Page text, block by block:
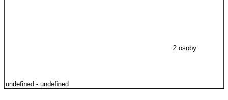
2 osoby